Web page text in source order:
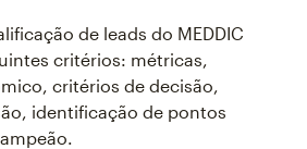
de leads do MEDDIC
critérios: métricas,
critérios de decisão,
identificação de pontos